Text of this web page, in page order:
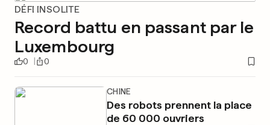
DÉFI INSOLITE
Record battu en passant par le
Luxembourg
0 0
CHINE
Des robots prennent la place
de 60 000 ouvriers